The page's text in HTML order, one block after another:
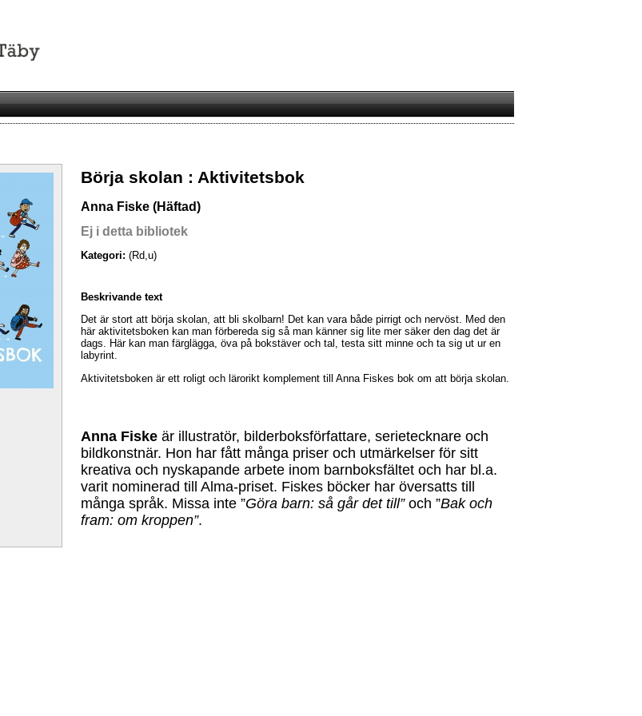
Börja skolan : Aktivitetsbok
Anna Fiske (Häftad)
Ej i detta bibliotek
Kategori: (Rd,u)
Beskrivande text
Det är stort att börja skolan, att bli skolbarn! Det kan vara både pirrigt och nervöst. Med den
här aktivitetsboken kan man förbereda sig så man känner sig lite mer säker den dag det är
dags. Här kan man färglägga, öva på bokstäver och tal, testa sitt minne och ta sig ut ur en
labyrint.
Aktivitetsboken är ett roligt och lärorikt komplement till Anna Fiskes bok om att börja skolan.
Anna Fiske är illustratör, bilderboksförfattare, serietecknare och
bildkonstnär. Hon har fått många priser och utmärkelser för sitt
kreativa och nyskapande arbete inom barnboksfältet och har bl.a.
varit nominerad till Alma-priset. Fiskes böcker har översatts till
många språk. Missa inte ”Göra barn: så går det till”och ”Bak och
fram: om kroppen”.